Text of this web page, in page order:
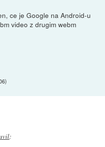
ce je Google na Android-u
video z drugim webm
)
: